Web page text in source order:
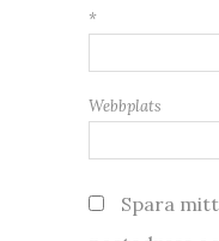
*
Webbplats
Spara